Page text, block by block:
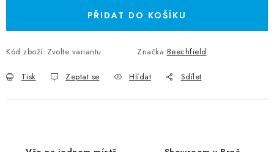
PŘIDAT DO KOŠÍKU
Kód zboží: Zvolte variantu Značka:Beechfield
Tisk Zeptat se Hlídat Sdílet